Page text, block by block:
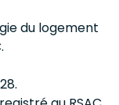
du logement